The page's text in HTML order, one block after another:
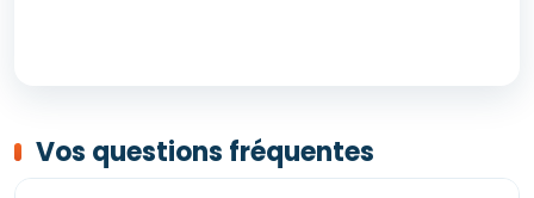
Vos questions fréquentes